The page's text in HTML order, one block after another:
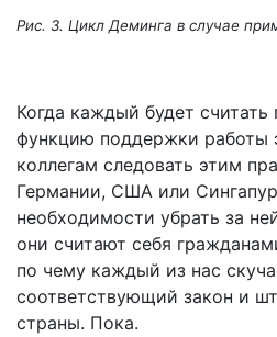
Рис. 3. Цикл Деминга в случае
Когда каждый будет
функцию поддержки работы
коллегам следовать этим
Германии, США или
необходимости убрать за
они считают себя
по чему каждый из нас
соответствующий закон и
страны. Пока.